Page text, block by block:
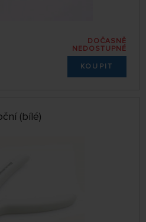
DOČASNĚ
NEDOSTUPNÉ
KOUPIT
(bílé)